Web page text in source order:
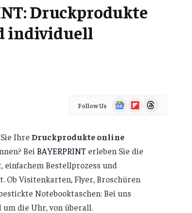
Druckprodukte
individuell
Follow Us
Google
News
FlipboardThreads
Ihre Druckprodukte online
Bei BAYERPRINT erleben Sie die
Bestellprozess und
Ob Visitenkarten, Flyer, Broschüren
Notebooktaschen: Bei uns
die Uhr, von überall.